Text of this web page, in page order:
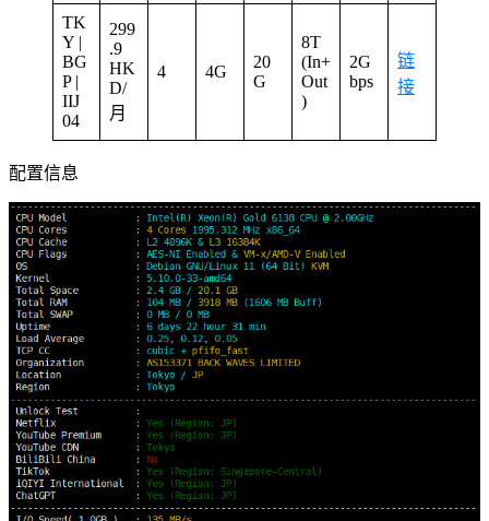
TK
Y |
BG
P |
IIJ
04
299
.9
HK
D/
月
4 4G
20
G
8T
(In+
Out
)
2G
bps
链
接
配置信息